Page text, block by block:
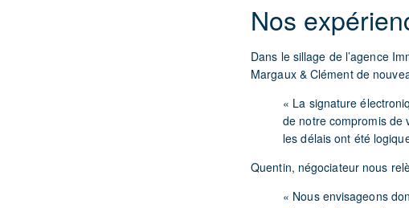
Nos
Dans le sillage de l’agence
Margaux & Clément de
« La signature
de notre compromis de
les délais ont été
Quentin, négociateur nous
« Nous envisageons